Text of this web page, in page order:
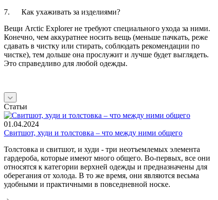
7. Как ухаживать за изделиями?
Вещи Arctic Explorer не требуют специального ухода за ними.
Конечно, чем аккуратнее носить вещь (меньше пачкать, реже
сдавать в чистку или стирать, соблюдать рекомендации по
чистке), тем дольше она прослужит и лучше будет выглядеть.
Это справедливо для любой одежды.
Статьи
01.04.2024
Свитшот, худи и толстовка – что между ними общего
Толстовка и свитшот, и худи - три неотъемлемых элемента
гардероба, которые имеют много общего. Во-первых, все они
относятся к категории верхней одежды и предназначены для
оберегания от холода. В то же время, они являются весьма
удобными и практичными в повседневной носке.